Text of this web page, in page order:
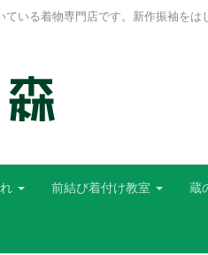
いる着物専門店です。新作振袖を
前結び着付け教室 蔵